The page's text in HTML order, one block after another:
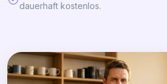
dauerhaft kostenlos.